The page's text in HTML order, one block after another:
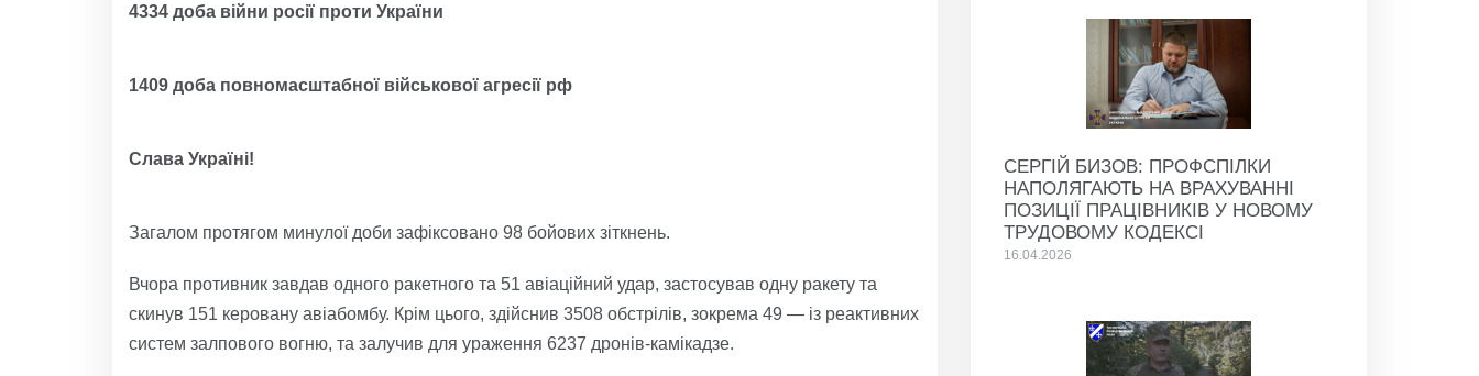
4334 доба війни росії проти України
1409 доба повномасштабної військової агресії рф
Слава Україні!
Загалом протягом минулої доби зафіксовано 98 бойових зіткнень.
Вчора противник завдав одного ракетного та 51 авіаційний удар, застосував одну ракету та
скинув 151 керовану авіабомбу. Крім цього, здійснив 3508 обстрілів, зокрема 49 — із реактивних
систем залпового вогню, та залучив для ураження 6237 дронів-камікадзе.
СЕРГІЙ БИЗОВ: ПРОФСПІЛКИ
НАПОЛЯГАЮТЬ НА ВРАХУВАННІ
ПОЗИЦІЇ ПРАЦІВНИКІВ У НОВОМУ
ТРУДОВОМУ КОДЕКСІ
16.04.2026